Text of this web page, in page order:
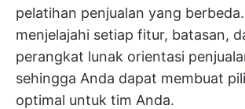
pelatihan penjualan yang
menjelajahi setiap fitur, batasan,
perangkat lunak orientasi
sehingga Anda dapat membuat
optimal untuk tim Anda.